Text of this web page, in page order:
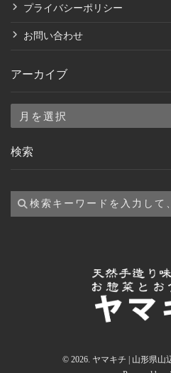
プライバシーポリシー
お問い合わせ
アーカイブ
ア
カ
ブ
検索
© 2026. ヤマキチ | 山形県山